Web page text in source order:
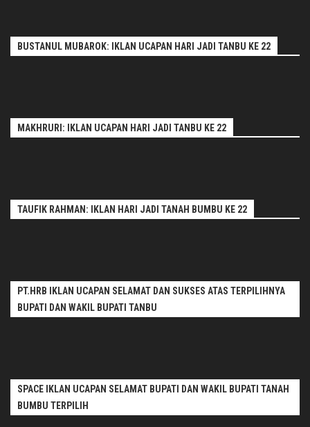
BUSTANUL MUBAROK: IKLAN UCAPAN HARI JADI TANBU KE 22
MAKHRURI: IKLAN UCAPAN HARI JADI TANBU KE 22
TAUFIK RAHMAN: IKLAN HARI JADI TANAH BUMBU KE 22
PT.HRB IKLAN UCAPAN SELAMAT DAN SUKSES ATAS TERPILIHNYA
BUPATI DAN WAKIL BUPATI TANBU
SPACE IKLAN UCAPAN SELAMAT BUPATI DAN WAKIL BUPATI TANAH
BUMBU TERPILIH